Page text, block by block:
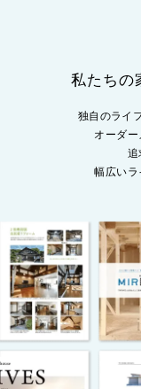
私たちの
独自のライ
オーダ
追
幅広いラ